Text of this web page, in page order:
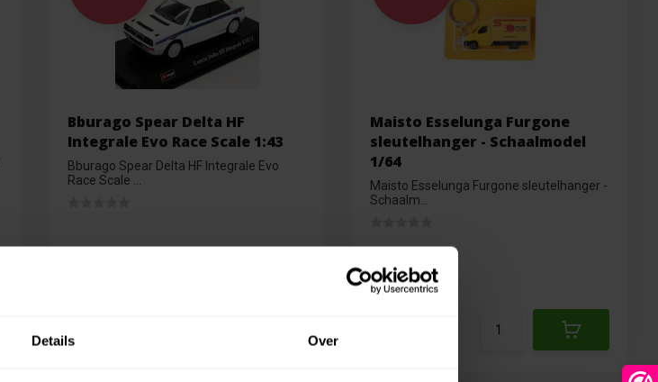
Details Over
Bburago Spear Delta HF
Integrale Evo Race Scale 1:43
Bburago Spear Delta HF Integrale Evo
Race Scale ...
€3,59
Maisto Esselunga Furgone
sleutelhanger - Schaalmodel
1/64
Maisto Esselunga Furgone sleutelhanger -
Schaalm...
Op voorraad